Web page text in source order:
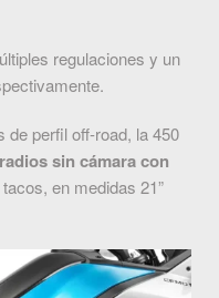
regulaciones y un
de perfil off-road, la 450
sin cámara con
en medidas 21”